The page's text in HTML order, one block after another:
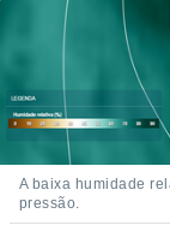
A baixa humidade
pressão.